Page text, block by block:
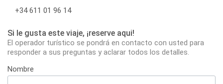
+34 611 01 96 14
Si le gusta este viaje, ¡reserve aqui!
El operador turístico se pondrá en contacto con usted para
responder a sus preguntas y aclarar todos los detalles.
Nombre